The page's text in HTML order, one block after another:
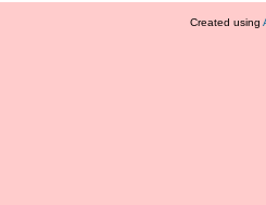
Created using